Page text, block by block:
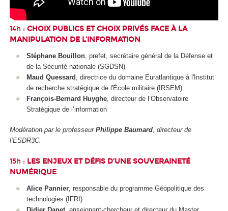
14h : CHOIX PUBLICS ET CHOIX PRIVÉS FACE À LA
MANIPULATION DE L’INFORMATION
Stéphane Bouillon, prefet, secrétaire général de la Défense et
de la Sécurité nationale (SGDSN)
Maud Quessard , directrice du domaine Euratlantique à l'Institut
de recherche stratégique de l'École militaire (IRSEM)
François-Bernard Huyghe, directeur de l’Observatoire
Stratégique de l’information
Modération par le professeur Philippe Baumard, directeur de
l’ESDR3C.
15h : LES ENJEUX ET DÉFIS D’UNE SOUVERAINETÉ
NUMÉRIQUE
Alice Pannier, responsable du programme Géopolitique des
technologies (IFRI)